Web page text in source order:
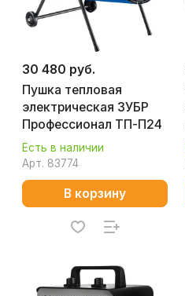
30 480 руб.
Пушка тепловая
электрическая ЗУБР
Профессионал ТП-П24
Есть в наличии
Арт. 83774
В корзину